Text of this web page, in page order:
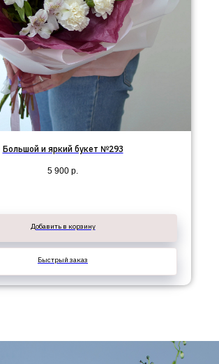
Большой и яркий букет №293
5 900 р.
Добавить в корзину
Быстрый заказ